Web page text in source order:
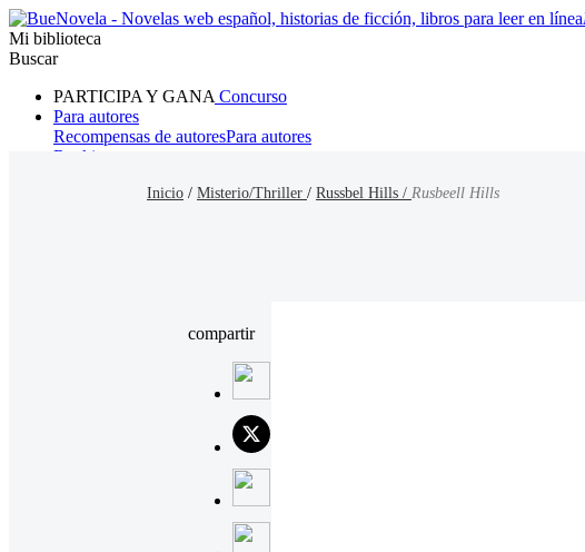
Mi biblioteca
Buscar
PARTICIPA Y GANA Concurso
Para autores
Recompensas de autoresPara autores
Ranking
Inicio / Misterio/Thriller / Russbel Hills / Rusbeell Hills
compartir